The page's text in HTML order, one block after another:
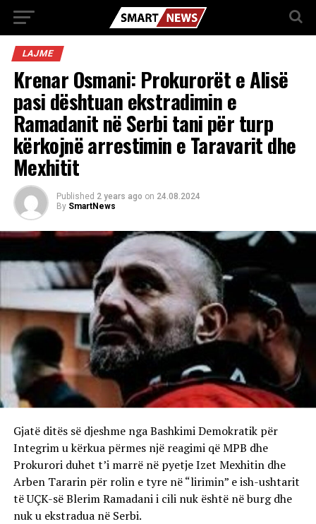
LAJME
Krenar Osmani: Prokurorët e Alisë
pasi dështuan ekstradimin e
Ramadanit në Serbi tani për turp
kërkojnë arrestimin e Taravarit dhe
Mexhitit
Published 2 years ago on 24.08.2024
By SmartNews
Gjatë ditës së djeshme nga Bashkimi Demokratik për
Integrim u kërkua përmes një reagimi që MPB dhe
Prokurori duhet t’i marrë në pyetje Izet Mexhitin dhe
Arben Tararin për rolin e tyre në “lirimin” e ish-ushtarit
të UÇK-së Blerim Ramadani i cili nuk është në burg dhe
nuk u ekstradua në Serbi.